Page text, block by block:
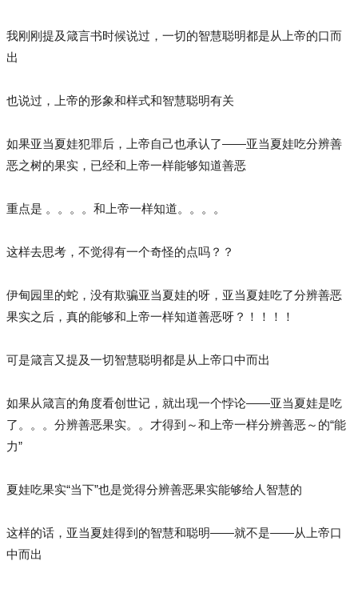
我刚刚提及箴言书时候说过，一切的智慧聪明都是从上帝的口而
出
也说过，上帝的形象和样式和智慧聪明有关
如果亚当夏娃犯罪后，上帝自己也承认了——亚当夏娃吃分辨善
恶之树的果实，已经和上帝一样能够知道善恶
重点是 。。。。和上帝一样知道。。。。
这样去思考，不觉得有一个奇怪的点吗？？
伊甸园里的蛇，没有欺骗亚当夏娃的呀，亚当夏娃吃了分辨善恶
果实之后，真的能够和上帝一样知道善恶呀？！！！！
可是箴言又提及一切智慧聪明都是从上帝口中而出
如果从箴言的角度看创世记，就出现一个悖论——亚当夏娃是吃
了。。。分辨善恶果实。。才得到～和上帝一样分辨善恶～的“能
力”
夏娃吃果实“当下”也是觉得分辨善恶果实能够给人智慧的
这样的话，亚当夏娃得到的智慧和聪明——就不是——从上帝口
中而出